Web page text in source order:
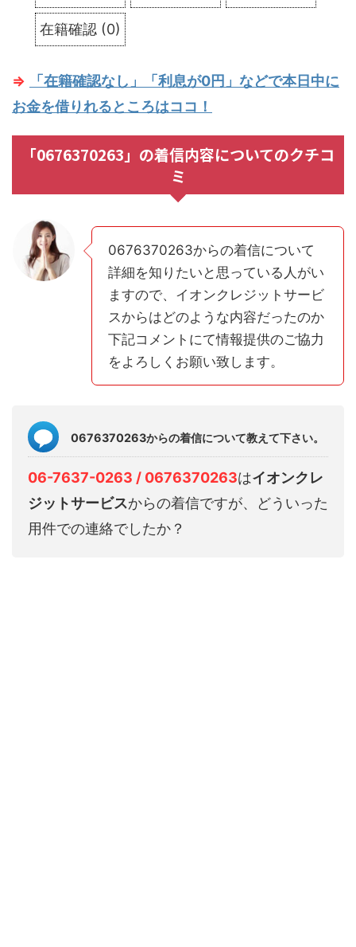
在籍確認 (0)
⇒
「在籍確認なし」「利息が0円」などで本日中に
お金を借りれるところはココ！
「0676370263」の着信内容についてのクチコ
ミ
0676370263からの着信について
詳細を知りたいと思っている人がい
ますので、イオンクレジットサービ
スからはどのような内容だったのか
下記コメントにて情報提供のご協力
をよろしくお願い致します。
0676370263からの着信について教えて下さい。
06-7637-0263 / 0676370263はイオンクレ
ジットサービスからの着信ですが、どういった
用件での連絡でしたか？